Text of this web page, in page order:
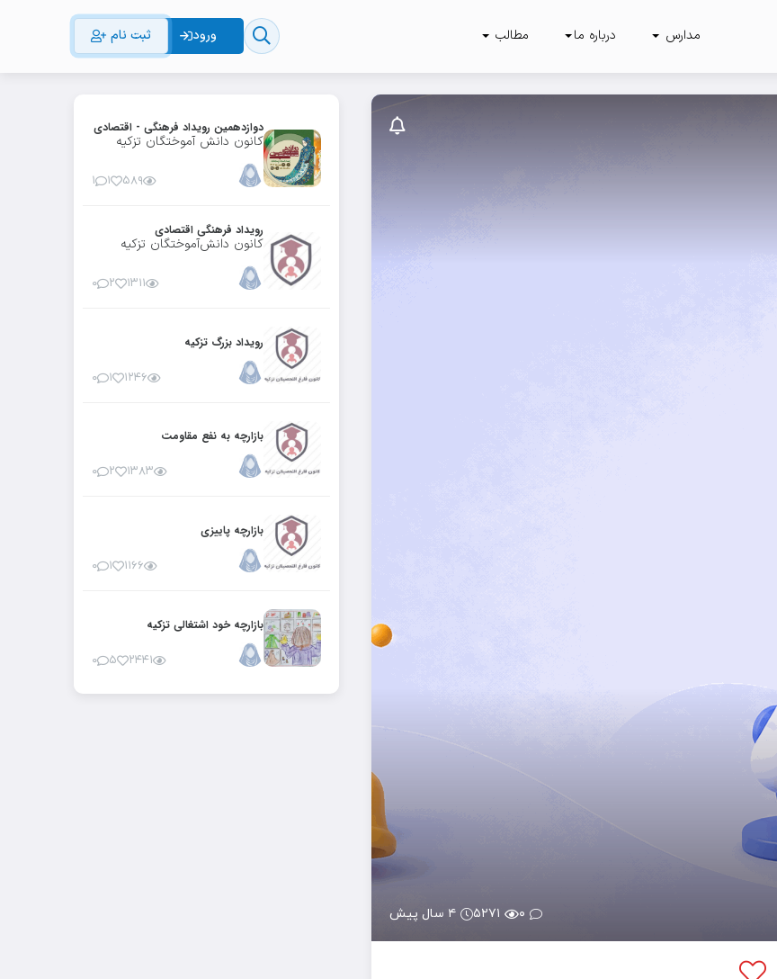
مدارس درباره ما مطالب ورود ثبت نام
۰ ۵۲۷۱ ۴ سال پیش
دوازدهمین رویداد فرهنگی - اقتصادی
کانون دانش آموختگان تزکیه
۵۸۹ ۱ ۱
رویداد فرهنگی اقتصادی
کانون دانش‌آموختگان تزکیه
۱۳۱۱ ۲ ۰
رویداد بزرگ تزکیه
۱۲۴۶ ۱ ۰
بازارچه به نفع مقاومت
۱۳۸۳ ۲ ۰
بازارچه پاییزی
۱۱۶۶ ۱ ۰
بازارچه خود اشتغالی تزکیه
۲۴۴۱ ۵ ۰